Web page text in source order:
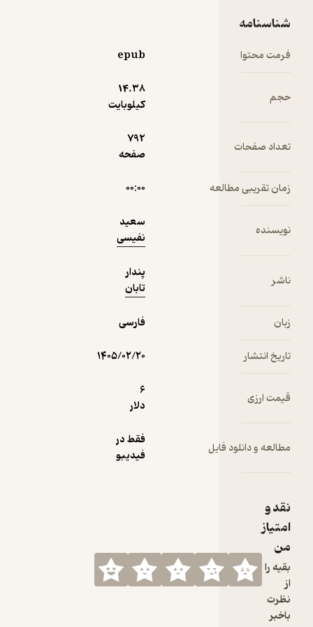
شناسنامه
فرمت محتوا epub
حجم
14.۳۸
کیلوبایت
تعداد صفحات
792
صفحه
زمان تقریبی مطالعه ۰۰:۰۰
نویسنده
سعید
نفیسی
ناشر
پندار
تابان
زبان فارسی
تاریخ انتشار ۱۴۰۵/۰۲/۲۰
قیمت ارزی
دلار
مطالعه و دانلود فایل
فقط در
فیدیبو
نقد و
امتیاز
من
بقیه را
نظرت
باخبر
نمونه